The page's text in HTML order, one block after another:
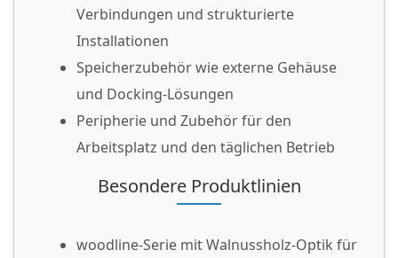
Verbindungen und strukturierte
Installationen
Speicherzubehör wie externe Gehäuse
und Docking-Lösungen
Peripherie und Zubehör für den
Arbeitsplatz und den täglichen Betrieb
Besondere Produktlinien
woodline-Serie mit Walnussholz-Optik für